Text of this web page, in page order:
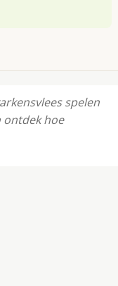
spelen
ontdek hoe